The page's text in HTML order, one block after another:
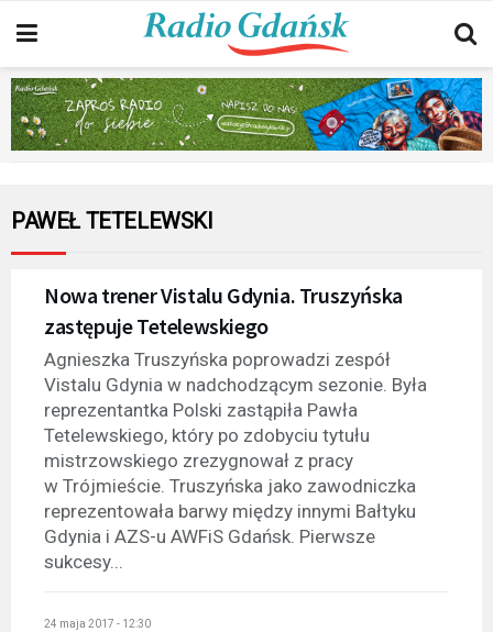
PAWEŁ TETELEWSKI
Nowa trener Vistalu Gdynia. Truszyńska
zastępuje Tetelewskiego
Agnieszka Truszyńska poprowadzi zespół
Vistalu Gdynia w nadchodzącym sezonie. Była
reprezentantka Polski zastąpiła Pawła
Tetelewskiego, który po zdobyciu tytułu
mistrzowskiego zrezygnował z pracy
w Trójmieście. Truszyńska jako zawodniczka
reprezentowała barwy między innymi Bałtyku
Gdynia i AZS-u AWFiS Gdańsk. Pierwsze
sukcesy...
24 maja 2017 - 12:30